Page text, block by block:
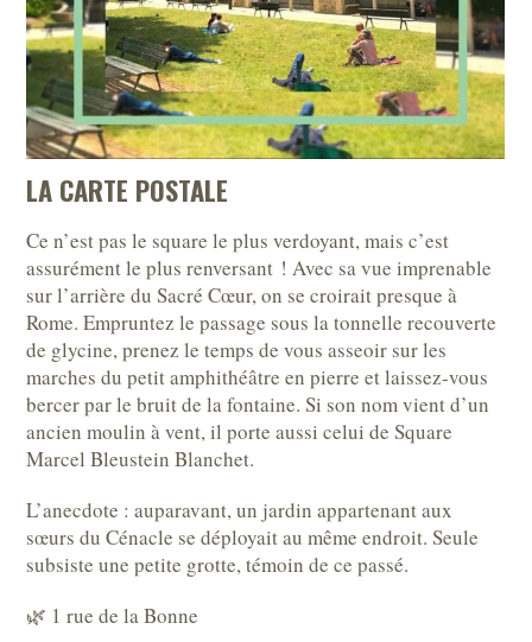
LA CARTE POSTALE
Ce n’est pas le square le plus verdoyant, mais c’est
assurément le plus renversant ! Avec sa vue imprenable
sur l’arrière du Sacré Cœur, on se croirait presque à
Rome. Empruntez le passage sous la tonnelle recouverte
de glycine, prenez le temps de vous asseoir sur les
marches du petit amphithéâtre en pierre et laissez-vous
bercer par le bruit de la fontaine. Si son nom vient d’un
ancien moulin à vent, il porte aussi celui de Square
Marcel Bleustein Blanchet.
L’anecdote : auparavant, un jardin appartenant aux
sœurs du Cénacle se déployait au même endroit. Seule
subsiste une petite grotte, témoin de ce passé.
🌿 1 rue de la Bonne